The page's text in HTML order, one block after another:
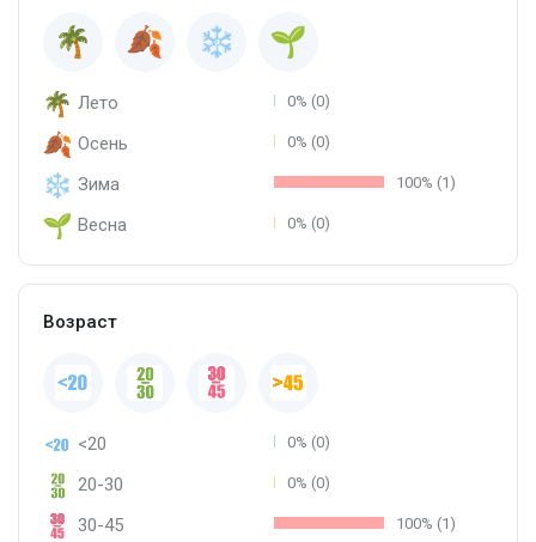
Лето 0% (0)
Осень 0% (0)
Зима 100% (1)
Весна 0% (0)
Возраст
<20 0% (0)
20-30 0% (0)
30-45 100% (1)